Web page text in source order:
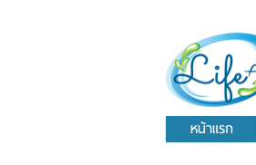
หน้าแรก